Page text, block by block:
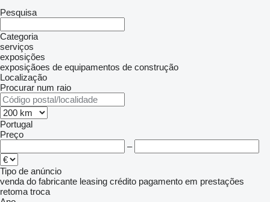
Pesquisa
Categoria
serviços
exposições
exposiçãoes de equipamentos de construção
Localização
Procurar num raio
Portugal
Preço
–
Tipo de anúncio
venda do fabricante leasing crédito pagamento em prestações
retoma troca